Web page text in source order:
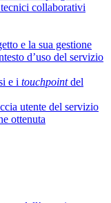
collaborativi
e la sua gestione
d’uso del servizio
e i touchpointdel
utente del servizio
ottenuta